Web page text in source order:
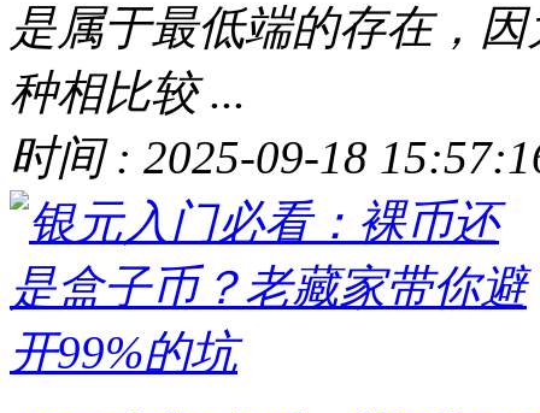
是属于最低端的存在，
种相比较 ...
时间 : 2025-09-18